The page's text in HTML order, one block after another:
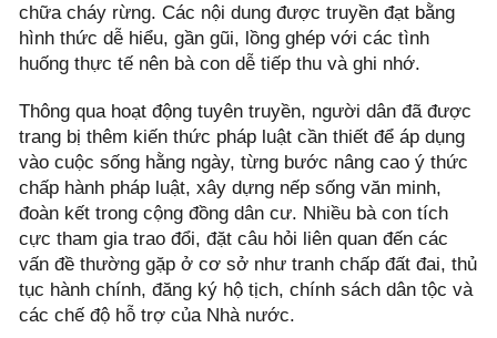
chữa cháy rừng. Các nội dung được truyền đạt bằng
hình thức dễ hiểu, gần gũi, lồng ghép với các tình
huống thực tế nên bà con dễ tiếp thu và ghi nhớ.
Thông qua hoạt động tuyên truyền, người dân đã được
trang bị thêm kiến thức pháp luật cần thiết để áp dụng
vào cuộc sống hằng ngày, từng bước nâng cao ý thức
chấp hành pháp luật, xây dựng nếp sống văn minh,
đoàn kết trong cộng đồng dân cư. Nhiều bà con tích
cực tham gia trao đổi, đặt câu hỏi liên quan đến các
vấn đề thường gặp ở cơ sở như tranh chấp đất đai, thủ
tục hành chính, đăng ký hộ tịch, chính sách dân tộc và
các chế độ hỗ trợ của Nhà nước.